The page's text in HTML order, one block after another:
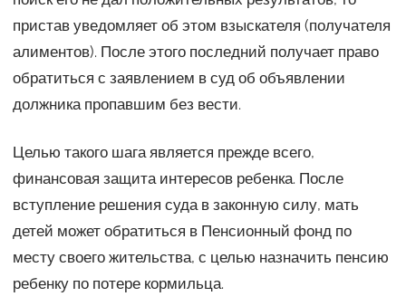
пристав уведомляет об этом взыскателя (получателя
алиментов). После этого последний получает право
обратиться с заявлением в суд об объявлении
должника пропавшим без вести.
Целью такого шага является прежде всего,
финансовая защита интересов ребенка. После
вступление решения суда в законную силу, мать
детей может обратиться в Пенсионный фонд по
месту своего жительства, с целью назначить пенсию
ребенку по потере кормильца.